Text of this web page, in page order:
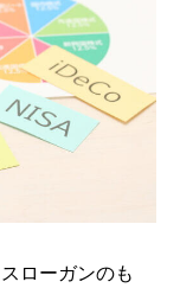
ローガンのも